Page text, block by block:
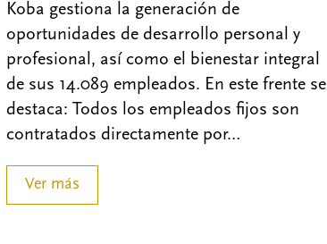
Koba gestiona la generación de
oportunidades de desarrollo personal y
profesional, así como el bienestar integral
de sus 14.089 empleados. En este frente se
destaca: Todos los empleados fijos son
contratados directamente por…
Ver más